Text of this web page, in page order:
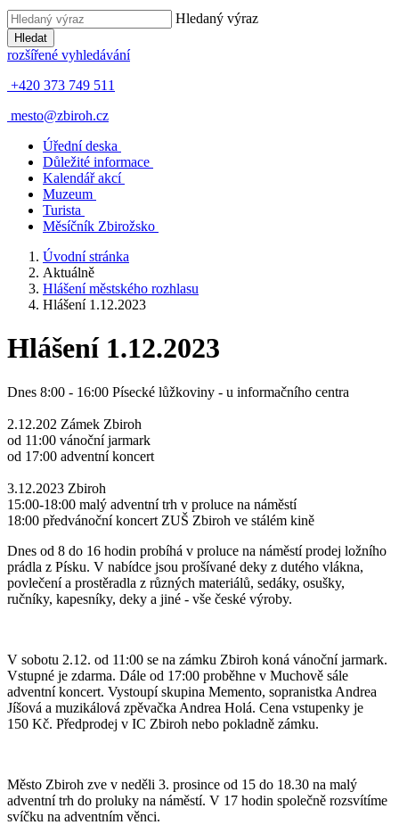
Hledaný výraz
Hledat
rozšířené vyhledávání
+420 373 749 511
mesto@zbiroh.cz
Úřední deska
Důležité informace
Kalendář akcí
Muzeum
Turista
Měsíčník Zbirožsko
Úvodní stránka
Aktuálně
Hlášení městského rozhlasu
Hlášení 1.12.2023
Hlášení 1.12.2023
Dnes 8:00 - 16:00 Písecké lůžkoviny - u informačního centra
2.12.202 Zámek Zbiroh
od 11:00 vánoční jarmark
od 17:00 adventní koncert
3.12.2023 Zbiroh
15:00-18:00 malý adventní trh v proluce na náměstí
18:00 předvánoční koncert ZUŠ Zbiroh ve stálém kině
Dnes od 8 do 16 hodin probíhá v proluce na náměstí prodej ložního
prádla z Písku. V nabídce jsou prošívané deky z dutého vlákna,
povlečení a prostěradla z různých materiálů, sedáky, osušky,
ručníky, kapesníky, deky a jiné - vše české výroby.
V sobotu 2.12. od 11:00 se na zámku Zbiroh koná vánoční jarmark.
Vstupné je zdarma. Dále od 17:00 proběhne v Muchově sále
adventní koncert. Vystoupí skupina Memento, sopranistka Andrea
Jíšová a muzikálová zpěvačka Andrea Holá. Cena vstupenky je
150 Kč. Předprodej v IC Zbiroh nebo pokladně zámku.
Město Zbiroh zve v neděli 3. prosince od 15 do 18.30 na malý
adventní trh do proluky na náměstí. V 17 hodin společně rozsvítíme
svíčku na adventním věnci.